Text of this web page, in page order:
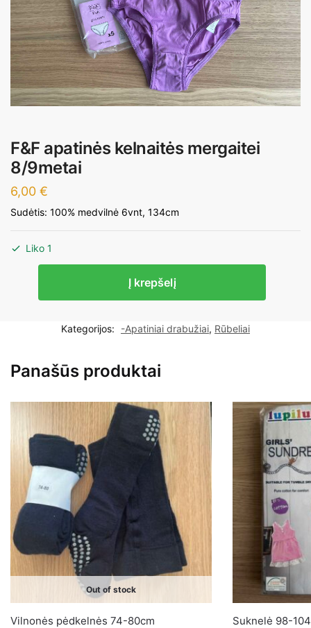
F&F apatinės kelnaitės mergaitei
8/9metai
6,00 €
Sudėtis: 100% medvilnė 6vnt, 134cm
Liko 1
F&F apatinės
Į krepšelį
Kategorijos: -Apatiniai drabužiai, Rūbeliai
Panašūs produktai
Out of stock
Vilnonės pėdkelnės 74-80cm Suknelė 98-104